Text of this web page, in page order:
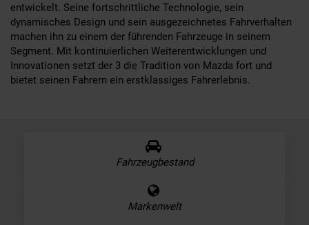
entwickelt. Seine fortschrittliche Technologie, sein
dynamisches Design und sein ausgezeichnetes Fahrverhalten
machen ihn zu einem der führenden Fahrzeuge in seinem
Segment. Mit kontinuierlichen Weiterentwicklungen und
Innovationen setzt der 3 die Tradition von Mazda fort und
bietet seinen Fahrern ein erstklassiges Fahrerlebnis.
Fahrzeugbestand
Markenwelt